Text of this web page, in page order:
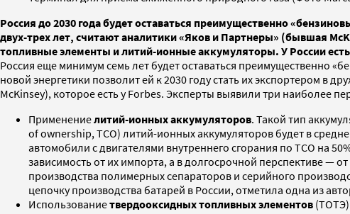
Россия до 2030 года будет оставаться преимущественно
двух-трех лет, считают аналитики «Яков и Партнеры» (бывшая
топливные элементы и литий-ионные аккумуляторы. У России
Россия еще минимум семь лет будет оставаться преимущественно
новой энергетики позволит ей к 2030 году стать их экспортером в
McKinsey), которое есть у Forbes. Эксперты выявили три наиболее
Применениелитий-ионных аккумуляторов. Такой тип
of ownership, TCO) литий-ионных аккумуляторов будет в
автомобили с двигателями внутреннего сгорания по TCO на
зависимость от их импорта, а в долгосрочной перспективе —
производства полимерных сепараторов и серийного
цепочку производства батарей в России, отметила одна из
Использованиетвердооксидных топливных элементов (ТОТЭ)